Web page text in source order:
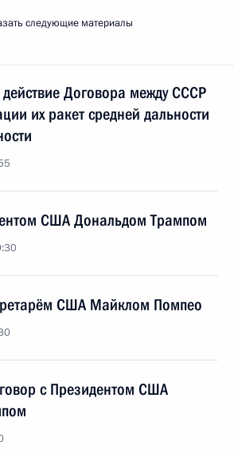
следующие материалы
Договора между СССР
их ракет средней дальности
США Дональдом Трампом
США Майклом Помпео
с Президентом США